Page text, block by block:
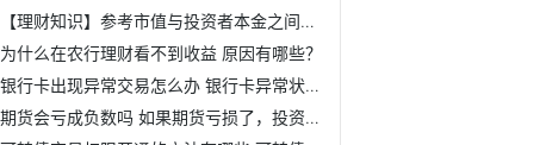
【理财知识】参考市值与投资者本金之间的关系
为什么在农行理财看不到收益 原因有哪些？
银行卡出现异常交易怎么办 银行卡异常状态需要带身份证吗？
期货会亏成负数吗 如果期货亏损了，投资者可以采用什么方法？